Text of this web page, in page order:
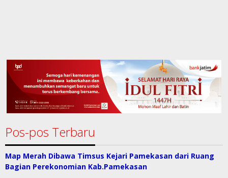
Pos-pos Terbaru
Map Merah Dibawa Timsus Kejari Pamekasan dari Ruang
Bagian Perekonomian Kab.Pamekasan